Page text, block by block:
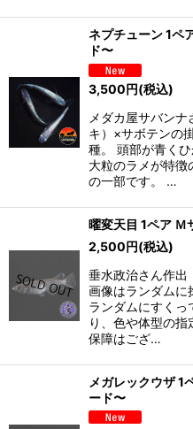
ネプチューン 1ペ
ド〜
3,500円(税込)
メダカ屋サバン
キ）×サボテンの
種。 頭部が青く
大粒のラメが特徴
の一部です。 …
曜変天目 1ペア Ｍ
2,500円(税込)
垂水政治さん作出
画像はランダムに
ランダムにすくっ
り、色や体型の
保障はござ…
メガレックウザ 1
ード〜